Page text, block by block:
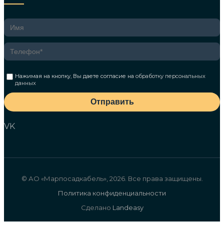
Нажимая на кнопку, Вы даете согласие наобработку персональных
данных
Отправить
VK
© АО «Марпосадкабель», 2026. Все права защищены.
Политика конфиденциальности
Сделано Landeasy